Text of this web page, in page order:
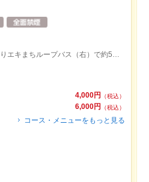
広島駅南口より車で約5分 もしくは 南口よりエキまちループバス（右）で約5分、田中町バス停下車（徒歩約1分）
4,000円
（税込）
6,000円
（税込）
コース・メニューをもっと見る